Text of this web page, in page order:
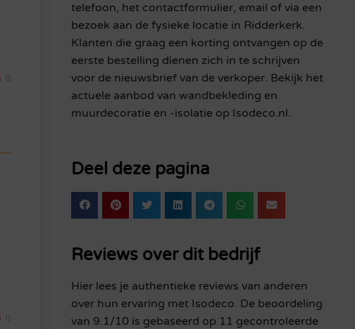
0
0
telefoon, het contactformulier, email of via een
bezoek aan de fysieke locatie in Ridderkerk.
Klanten die graag een korting ontvangen op de
eerste bestelling dienen zich in te schrijven
voor de nieuwsbrief van de verkoper. Bekijk het
actuele aanbod van wandbekleding en
muurdecoratie en -isolatie op Isodeco.nl.
Deel deze pagina
Reviews over dit bedrijf
Hier lees je authentieke reviews van anderen
over hun ervaring met Isodeco. De beoordeling
van 9.1/10 is gebaseerd op 11 gecontroleerde